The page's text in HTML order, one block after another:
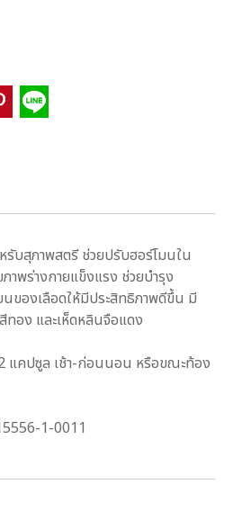
รับสุภาพสตรี ช่วยปรับฮอร์โมนใน
าพร่างกายแข็งแรง ช่วยบำรุง
นของเลือดให้มีประสิทธิภาพดีขึ้น มี
ทอง และเห็ดหลินจือแดง
แคปซูล เช้า-ก่อนนอน หรือขณะท้อง
1-0011